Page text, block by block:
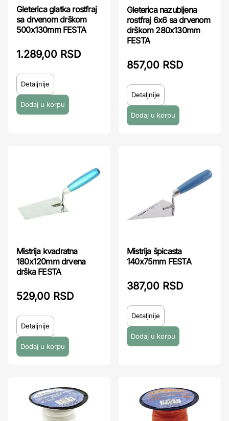
Gleterica glatka rostfraj
sa drvenom drškom
500x130mm FESTA
1.289,00 RSD
Detaljnije
Gleterica nazubljena
rostfraj 6x6 sa drvenom
drškom 280x130mm
FESTA
857,00 RSD
Detaljnije
Mistrija kvadratna
180x120mm drvena
drška FESTA
529,00 RSD
Detaljnije
Mistrija špicasta
140x75mm FESTA
387,00 RSD
Detaljnije